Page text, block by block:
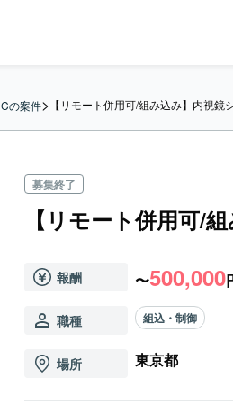
Cの案件> 【リモート併用可/組み込み】内視鏡
募集終了
【リモート併用可/
報酬 〜500,000
職種 組込・制御
場所 東京都